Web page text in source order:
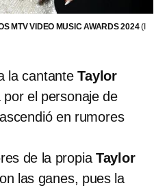
MTV VIDEO MUSIC AWARDS 2024(I
la cantanteTaylor
el personaje de
en rumores
de la propia Taylor
las ganes, pues la